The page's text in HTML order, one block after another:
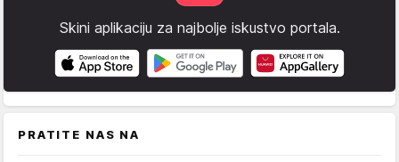
Skini aplikaciju za najbolje iskustvo portala.
PRATITE NAS NA